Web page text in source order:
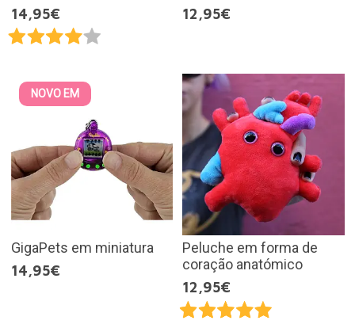
14,95€
12,95€
NOVO EM
GigaPets em miniatura
14,95€
Peluche em forma de
coração anatómico
12,95€